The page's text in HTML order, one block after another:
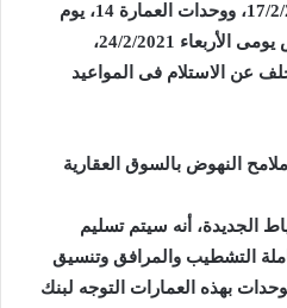
العمارة 12، يوم الأربعاء 17/2/2021، ووحدات العمارة 14، يوم
الأحد 21/2/2021، وتم تخصيص يومى الأربعاء 24/2/2021،
2021، لمن تخلف عن الاستلام فى المواعيد
النهوض بالسوق العقارية
الجديدة، أنه سيتم تسليم
التشطيب والمرافق وتنسيق
بهذه العمارات التوجه لبنك